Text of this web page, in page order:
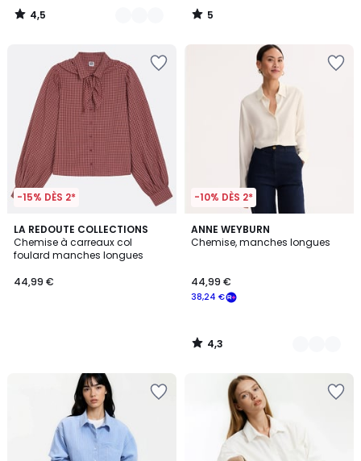
4,5
/
5
/
-15% DÈS 2*
LA REDOUTE COLLECTIONS
Chemise à carreaux col
foulard manches longues
44,99 €
-10% DÈS 2*
ANNE WEYBURN
Chemise, manches longues
38,24 €
44,99 €
4,3
/ 5
2
Couleurs
4,3
/